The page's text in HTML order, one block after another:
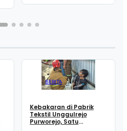
BERITA
Kebakaran di Pabrik
Tekstil Unggulrejo
Purworejo, Satu